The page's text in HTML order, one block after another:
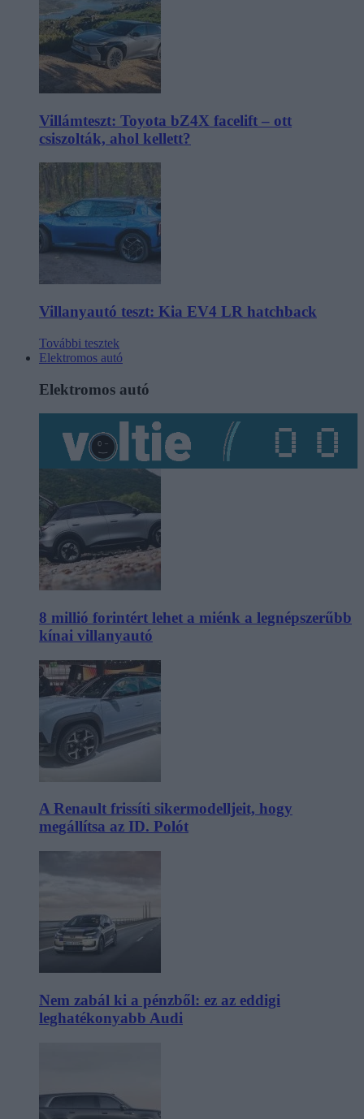
Villámteszt: Toyota bZ4X facelift – ott
csiszolták, ahol kellett?
Villanyautó teszt: Kia EV4 LR hatchback
További tesztek
Elektromos autó
Elektromos autó
8 millió forintért lehet a miénk a legnépszerűbb
kínai villanyautó
A Renault frissíti sikermodelljeit, hogy
megállítsa az ID. Polót
Nem zabál ki a pénzből: ez az eddigi
leghatékonyabb Audi